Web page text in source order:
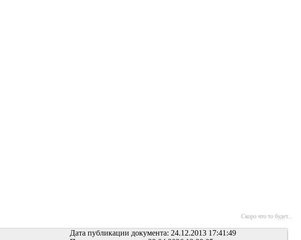
Скоро что то будет...
Дата публикации документа: 24.12.2013 17:41:49